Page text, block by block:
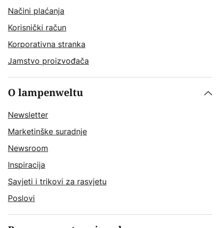
Načini plaćanja
Korisnički račun
Korporativna stranka
Jamstvo proizvođača
O lampenweltu
Newsletter
Marketinške suradnje
Newsroom
Inspiracija
Savjeti i trikovi za rasvjetu
Poslovi